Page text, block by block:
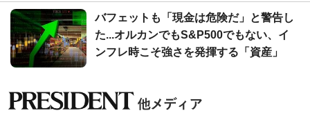
バフェットも「現金は危険だ」と警告し
た...オルカンでもS&P500でもない、イ
ンフレ時こそ強さを発揮する「資産」